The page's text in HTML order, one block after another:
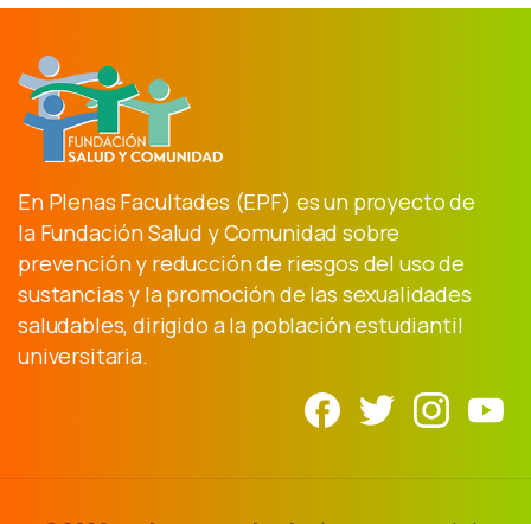
En Plenas Facultades (EPF) es un proyecto de
la Fundación Salud y Comunidad sobre
prevención y reducción de riesgos del uso de
sustancias y la promoción de las sexualidades
saludables, dirigido a la población estudiantil
universitaria.